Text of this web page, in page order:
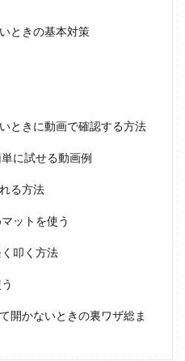
ときの基本対策
ときに動画で確認する方法
に試せる動画例
る方法
ットを使う
叩く方法
開かないときの裏ワザ総ま